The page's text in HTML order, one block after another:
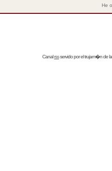
He
Canalrssservido por eltrujam�nde